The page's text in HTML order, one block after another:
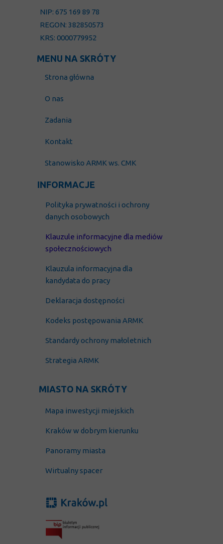
INFORMACJE
Strona główna
O nas
Zadania
Kontakt
Stanowisko ARMK ws. CMK
MIASTO NA SKRÓTY
MENU NA SKRÓTY
Polityka prywatności i ochrony
danych osobowych
Klauzule informacyjne dla mediów
społecznościowych
Klauzula informacyjna dla
kandydata do pracy
Deklaracja dostępności
Kodeks postępowania ARMK
Standardy ochrony małoletnich
Strategia ARMK
Mapa inwestycji miejskich
Kraków w dobrym kierunku
Panoramy miasta
Wirtualny spacer
NIP: 675 169 89 78
REGON: 382850573
KRS: 0000779952